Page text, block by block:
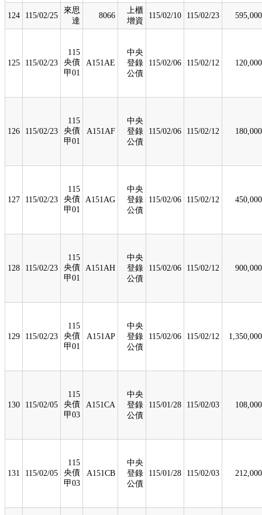
124 115/02/25
來思
達
8066
上櫃
增資
115/02/10 115/02/23 595,000
125 115/02/23
115
央債
甲01
A151AE
中央
登錄
公債
115/02/06 115/02/12 120,000
126 115/02/23
115
央債
甲01
A151AF
中央
登錄
公債
115/02/06 115/02/12 180,000
127 115/02/23
115
央債
甲01
A151AG
中央
登錄
公債
115/02/06 115/02/12 450,000
128 115/02/23
115
央債
甲01
A151AH
中央
登錄
公債
115/02/06 115/02/12 900,000
129 115/02/23
115
央債
甲01
A151AP
中央
登錄
公債
115/02/06 115/02/12 1,350,000
130 115/02/05
115
央債
甲03
A151CA
中央
登錄
公債
115/01/28 115/02/03 108,000
131 115/02/05
115
央債
甲03
A151CB
中央
登錄
公債
115/01/28 115/02/03 212,000